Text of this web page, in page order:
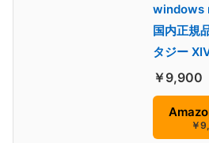
windows
国内正規
タジー
￥9,900
￥